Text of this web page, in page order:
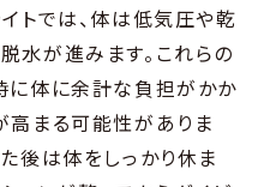
トでは、体は低気圧や乾
水が進みます。これらの
に体に余計な負担がかか
高まる可能性がありま
後は体をしっかり休ま